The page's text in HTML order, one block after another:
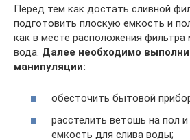
Перед тем как достать сливной
подготовить плоскую емкость и
как в месте расположения фильтра
вода. Далее необходимо
манипуляции:
обесточить бытовой
расстелить ветошь на пол
емкость для слива воды;